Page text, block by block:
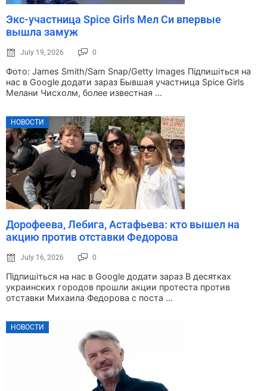
Экс-участница Spice Girls Мел Си впервые
вышла замуж
July 19, 2026 0
Фото: James Smith/Sam Snap/Getty Images Підпишіться на
нас в Google додати зараз Бывшая участница Spice Girls
Мелани Чисхолм, более известная ...
НОВОСТИ
Дорофеева, Лебига, Астафьева: кто вышел на
акцию против отставки Федорова
July 16, 2026 0
Підпишіться на нас в Google додати зараз В десятках
украинских городов прошли акции протеста против
отставки Михаила Федорова с поста ...
НОВОСТИ